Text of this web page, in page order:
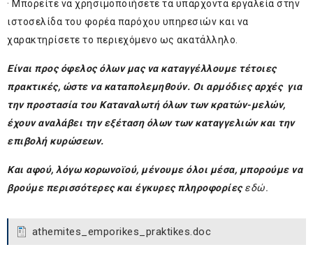
· Μπορείτε να χρησιμοποιήσετε τα υπάρχοντα εργαλεία στην
ιστοσελίδα του φορέα παρόχου υπηρεσιών και να
χαρακτηρίσετε το περιεχόμενο ως ακατάλληλο.
Είναι προς όφελος όλων μας να καταγγέλλουμε τέτοιες
πρακτικές, ώστε να καταπολεμηθούν. Οι αρμόδιες αρχές για
την προστασία του Καταναλωτή όλων των κρατών-μελών,
έχουν αναλάβει την εξέταση όλων των καταγγελιών και την
επιβολή κυρώσεων.
Και αφού, λόγω κορωνοϊού, μένουμε όλοι μέσα, μπορούμε να
βρούμε περισσότερες και έγκυρες πληροφορίες εδώ.
athemites_emporikes_praktikes.doc